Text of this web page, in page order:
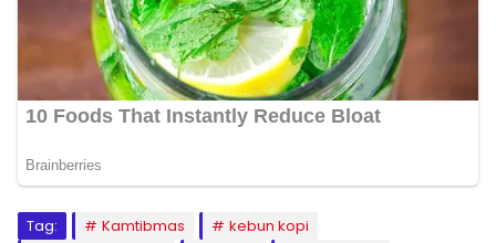
Tag: Kamtibmas kebun kopi